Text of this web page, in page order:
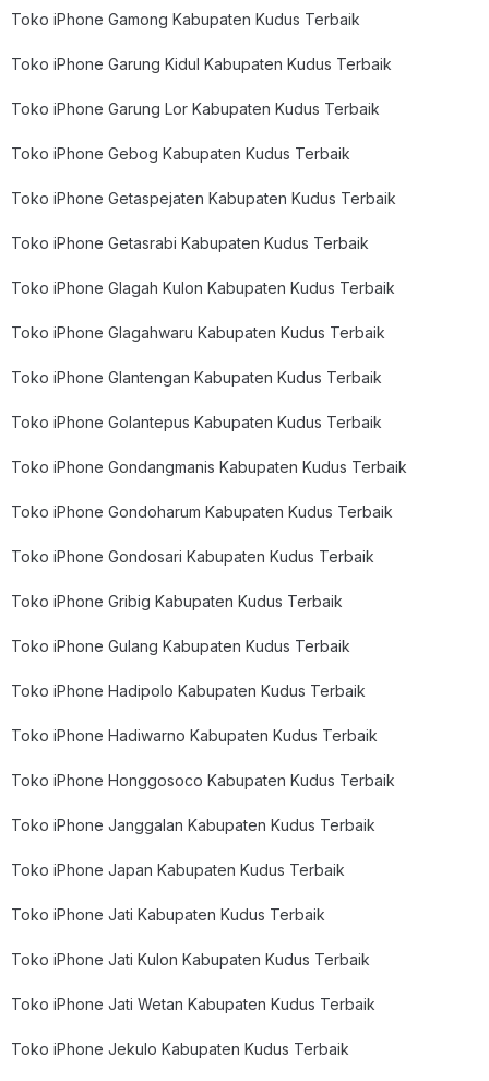
Toko iPhone Gamong Kabupaten Kudus Terbaik
Toko iPhone Garung Kidul Kabupaten Kudus Terbaik
Toko iPhone Garung Lor Kabupaten Kudus Terbaik
Toko iPhone Gebog Kabupaten Kudus Terbaik
Toko iPhone Getaspejaten Kabupaten Kudus Terbaik
Toko iPhone Getasrabi Kabupaten Kudus Terbaik
Toko iPhone Glagah Kulon Kabupaten Kudus Terbaik
Toko iPhone Glagahwaru Kabupaten Kudus Terbaik
Toko iPhone Glantengan Kabupaten Kudus Terbaik
Toko iPhone Golantepus Kabupaten Kudus Terbaik
Toko iPhone Gondangmanis Kabupaten Kudus Terbaik
Toko iPhone Gondoharum Kabupaten Kudus Terbaik
Toko iPhone Gondosari Kabupaten Kudus Terbaik
Toko iPhone Gribig Kabupaten Kudus Terbaik
Toko iPhone Gulang Kabupaten Kudus Terbaik
Toko iPhone Hadipolo Kabupaten Kudus Terbaik
Toko iPhone Hadiwarno Kabupaten Kudus Terbaik
Toko iPhone Honggosoco Kabupaten Kudus Terbaik
Toko iPhone Janggalan Kabupaten Kudus Terbaik
Toko iPhone Japan Kabupaten Kudus Terbaik
Toko iPhone Jati Kabupaten Kudus Terbaik
Toko iPhone Jati Kulon Kabupaten Kudus Terbaik
Toko iPhone Jati Wetan Kabupaten Kudus Terbaik
Toko iPhone Jekulo Kabupaten Kudus Terbaik